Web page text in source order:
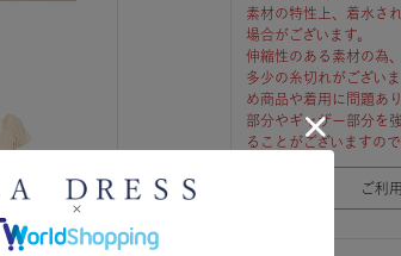
素材の特性上、着水さ
場合がございます。
伸縮性のある素材の為
多少の糸切れがござい
め商品や着用に問題あ
部分やギャザー部分を
ることがございますの
ご利